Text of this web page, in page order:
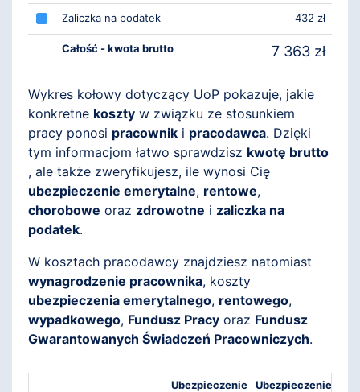
Zaliczka na podatek 432 zł
Całość - kwota brutto 7 363 zł
Wykres kołowy dotyczący UoP pokazuje, jakie
konkretne koszty w związku ze stosunkiem
pracy ponosi pracownik i pracodawca. Dzięki
tym informacjom łatwo sprawdzisz kwotę brutto
, ale także zweryfikujesz, ile wynosi Cię
ubezpieczenie emerytalne, rentowe,
chorobowe oraz zdrowotne i zaliczka na
podatek.
W kosztach pracodawcy znajdziesz natomiast
wynagrodzenie pracownika, koszty
ubezpieczenia emerytalnego, rentowego,
wypadkowego, Fundusz Pracy oraz Fundusz
Gwarantowanych Świadczeń Pracowniczych.
Ubezpieczenie
Ubezpieczenie